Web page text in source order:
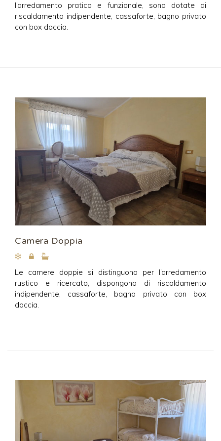
l’arredamento pratico e funzionale, sono dotate di
riscaldamento indipendente, cassaforte, bagno privato
con box doccia.
Camera Doppia
Le camere doppie si distinguono per l’arredamento
rustico e ricercato, dispongono di riscaldamento
indipendente, cassaforte, bagno privato con box
doccia.